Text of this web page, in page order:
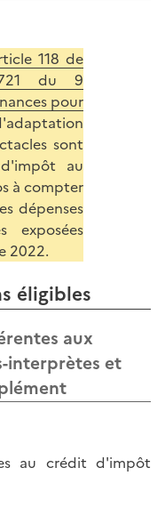
118 de
du 9
pour
sont
au
à compter
dépenses
exposées
2022.
éligibles
aux
interprètes et
au crédit d'impôt